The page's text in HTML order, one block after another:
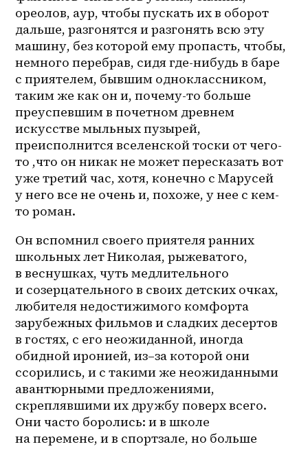
ореолов, аур, чтобы пускать их в оборот
дальше, разгонятся и разгонять всю эту
машину, без которой ему пропасть, чтобы,
немного перебрав, сидя где-нибудь в баре
с приятелем, бывшим одноклассником,
таким же как он и, почему-то больше
преуспевшим в почетном древнем
искусстве мыльных пузырей,
преисполнится вселенской тоски от чего-
то ,что он никак не может пересказать вот
уже третий час, хотя, конечно с Марусей
у него все не очень и, похоже, у нее с кем-
то роман.
Он вспомнил своего приятеля ранних
школьных лет Николая, рыжеватого,
в веснушках, чуть медлительного
и созерцательного в своих детских очках,
любителя недостижимого комфорта
зарубежных фильмов и сладких десертов
в гостях, с его неожиданной, иногда
обидной иронией, из–за которой они
ссорились, и с такими же неожиданными
авантюрными предложениями,
скреплявшими их дружбу поверх всего.
Они часто боролись: и в школе
на перемене, и в спортзале, но больше